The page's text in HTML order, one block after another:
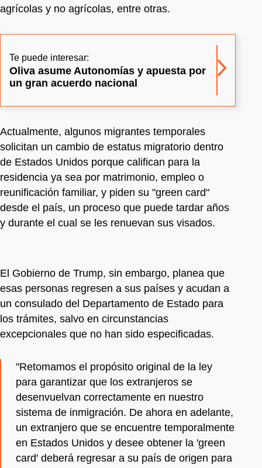
agrícolas y no agrícolas, entre otras.
Te puede interesar:
Oliva asume Autonomías y apuesta por
un gran acuerdo nacional
Actualmente, algunos migrantes temporales
solicitan un cambio de estatus migratorio dentro
de Estados Unidos porque califican para la
residencia ya sea por matrimonio, empleo o
reunificación familiar, y piden su "green card"
desde el país, un proceso que puede tardar años
y durante el cual se les renuevan sus visados.
El Gobierno de Trump, sin embargo, planea que
esas personas regresen a sus países y acudan a
un consulado del Departamento de Estado para
los trámites, salvo en circunstancias
excepcionales que no han sido especificadas.
"Retomamos el propósito original de la ley
para garantizar que los extranjeros se
desenvuelvan correctamente en nuestro
sistema de inmigración. De ahora en adelante,
un extranjero que se encuentre temporalmente
en Estados Unidos y desee obtener la 'green
card' deberá regresar a su país de origen para